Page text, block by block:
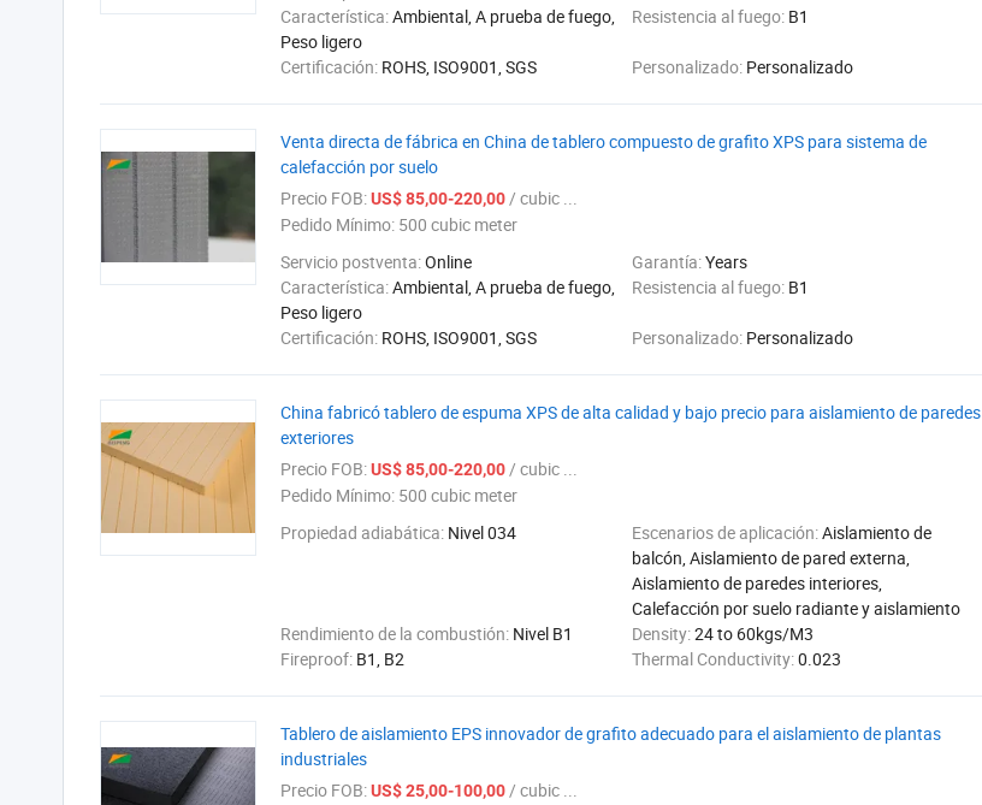
Característica:Ambiental, A prueba de fuego,
Peso ligero
Resistencia al fuego: B1
Certificación: ROHS, ISO9001, SGS Personalizado: Personalizado
Venta directa de fábrica en China de tablero compuesto de grafito XPS para sistema de
calefacción por suelo
Precio FOB:US$ 85,00-220,00/ cubic ...
Pedido Mínimo: 500 cubic meter
Servicio postventa:Online Garantía:Years
Característica:Ambiental, A prueba de fuego,
Peso ligero
Resistencia al fuego: B1
Certificación: ROHS, ISO9001, SGS Personalizado: Personalizado
China fabricó tablero de espuma XPS de alta calidad y bajo precio para aislamiento de paredes
exteriores
Precio FOB:US$ 85,00-220,00/ cubic ...
Pedido Mínimo: 500 cubic meter
Propiedad adiabática: Nivel 034 Escenarios de aplicación:Aislamiento de
balcón, Aislamiento de pared externa,
Aislamiento de paredes interiores,
Calefacción por suelo radiante y aislamiento
Rendimiento de la combustión: Nivel B1 Density:24 to 60kgs/M3
Fireproof: B1, B2 Thermal Conductivity:0.023
Tablero de aislamiento EPS innovador de grafito adecuado para el aislamiento de plantas
industriales
Precio FOB:US$ 25,00-100,00/ cubic ...